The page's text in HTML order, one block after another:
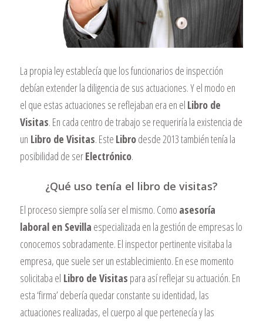
La propia ley establecía que los funcionarios de inspección
debían extender la diligencia de sus actuaciones. Y el modo en
el que estas actuaciones se reflejaban era en el Libro de
Visitas. En cada centro de trabajo se requeriría la existencia de
un Libro de Visitas. Este Librodesde 2013 también tenía la
posibilidad de serElectrónico.
¿Qué uso tenía el libro de visitas?
El proceso siempre solía ser el mismo. Como asesoría
laboral en Sevilla especializada en la gestión de empresas lo
conocemos sobradamente. El inspector pertinente visitaba la
empresa, que suele ser un establecimiento. En ese momento
solicitaba el Libro de Visitas para así reflejar su actuación. En
esta ‘firma’ debería quedar constante su identidad, las
actuaciones realizadas, el cuerpo al que pertenecía y las